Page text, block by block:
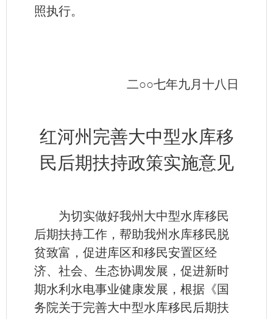
照执行。
二○○七年九月十八日
红河州完善大中型水库移
民后期扶持政策实施意见
为切实做好我州大中型水库移民
后期扶持工作，帮助我州水库移民脱
贫致富，促进库区和移民安置区经
济、社会、生态协调发展，促进新时
期水利水电事业健康发展，根据《国
务院关于完善大中型水库移民后期扶